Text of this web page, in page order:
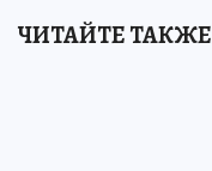
ЧИТАЙТЕ ТАКЖЕ